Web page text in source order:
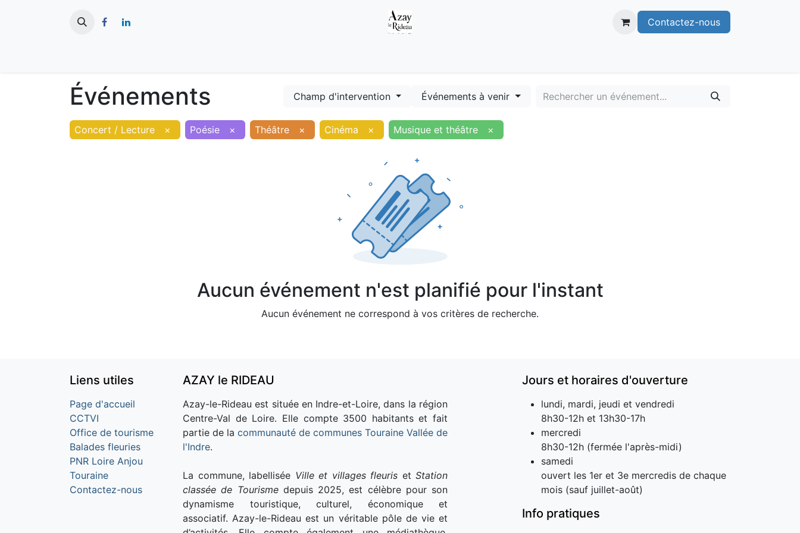
Contactez-nous
Événements Champ d'intervention Événements à venir
Concert / Lecture × Poésie × Théâtre × Cinéma × Musique et théâtre ×
Aucun événement n'est planifié pour l'instant
Aucun événement ne correspond à vos critères de recherche.
Liens utiles
Page d'accueil
CCTVI
Office de tourisme
Balades fleuries
PNR Loire Anjou
Touraine
Contactez-nous
AZAY le RIDEAU
Azay-le-Rideau est située en Indre-et-Loire, dans la région
Centre-Val de Loire. Elle compte 3500 habitants et fait
partie de la communauté de communes Touraine Vallée de
l'Indre.
La commune, labellisée Ville et villages fleuris et Station
classée de Tourismedepuis 2025, est célèbre pour son
dynamisme touristique, culturel, économique et
associatif. Azay-le-Rideau est un véritable pôle de vie et
Jours et horaires d'ouverture
lundi, mardi, jeudi et vendredi
8h30-12h et 13h30-17h
mercredi
8h30-12h (fermée l'après-midi)
samedi
ouvert les 1er et 3e mercredis de chaque
mois (sauf juillet-août)
Info pratiques